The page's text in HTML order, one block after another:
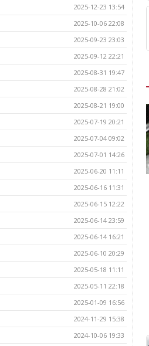
2025-12-23 13:54
2025-10-06 22:08
2025-09-23 23:03
2025-09-12 22:21
2025-08-31 19:47
2025-08-28 21:02
2025-08-21 19:00
2025-07-19 20:21
2025-07-04 09:02
2025-07-01 14:26
2025-06-20 11:11
2025-06-16 11:31
2025-06-15 12:22
2025-06-14 23:59
2025-06-14 16:21
2025-06-10 20:29
2025-05-18 11:11
2025-05-11 22:18
2025-01-09 16:56
2024-11-29 15:38
2024-10-06 19:33